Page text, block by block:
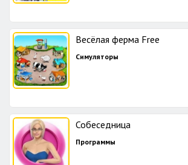
Весёлая ферма Free
Симуляторы
Собеседница
Программы